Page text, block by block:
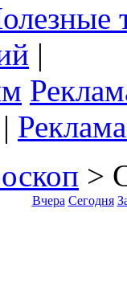
|
|
>
Вчера Сегодня